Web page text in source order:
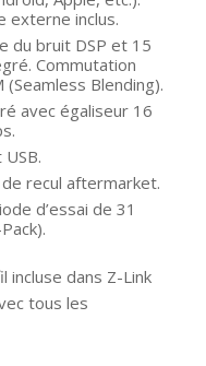
externe inclus.
du bruit DSP et 15
Commutation
Blending).
avec égaliseur 16
recul aftermarket.
d’essai de 31
incluse dans Z-Link
tous les